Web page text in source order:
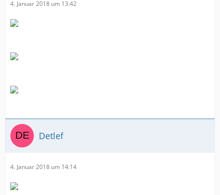
4. Januar 2018 um 13:42
Detlef
4. Januar 2018 um 14:14